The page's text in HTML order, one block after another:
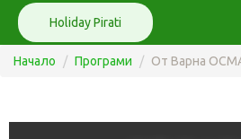
Holiday Pirati
Начало Програми От Варна